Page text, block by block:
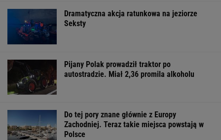
Dramatyczna akcja ratunkowa na jeziorze
Seksty
Pijany Polak prowadził traktor po
autostradzie. Miał 2,36 promila alkoholu
Do tej pory znane głównie z Europy
Zachodniej. Teraz takie miejsca powstają w
Polsce